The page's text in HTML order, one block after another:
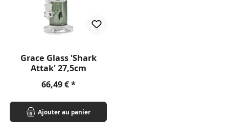
Grace Glass 'Shark
Attak' 27,5cm
Prix régulier :
66,49 €
Ajouter au panier